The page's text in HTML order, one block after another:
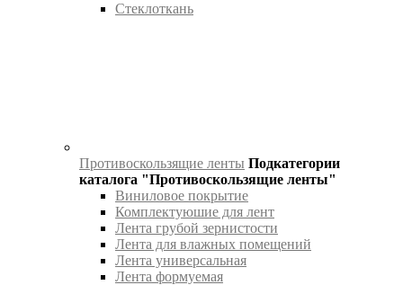
Стеклоткань
Противоскользящие ленты Подкатегории
каталога "Противоскользящие ленты"
Виниловое покрытие
Комплектуюшие для лент
Лента грубой зернистости
Лента для влажных помещений
Лента универсальная
Лента формуемая